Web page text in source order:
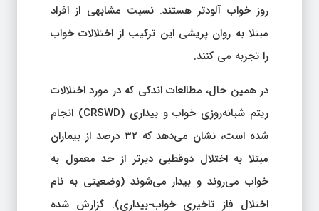
روز خواب آلودتر هستند. نسبت مشابهی از افراد
مبتلا به روان پریشی این ترکیب از اختلالات خواب
را تجربه می کنند.
در همین حال، مطالعات اندکی که در مورد اختلالات
ریتم شبانه‌روزی خواب و بیداری (CRSWD) انجام
شده است، نشان می‌دهد که ۳۲ درصد از بیماران
مبتلا به اختلال دوقطبی دیرتر از حد معمول به
خواب می‌روند و بیدار می‌شوند (وضعیتی به نام
اختلال فاز تاخیری خواب-بیداری). گزارش شده